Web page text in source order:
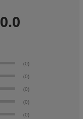
0.0
(0)
(0)
(0)
(0)
(0)